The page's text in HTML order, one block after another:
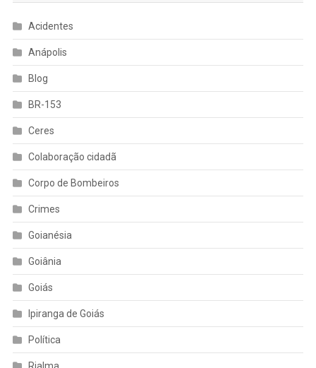
Acidentes
Anápolis
Blog
BR-153
Ceres
Colaboração cidadã
Corpo de Bombeiros
Crimes
Goianésia
Goiânia
Goiás
Ipiranga de Goiás
Política